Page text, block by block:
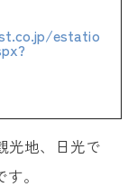
estatio
光地、日光で
。